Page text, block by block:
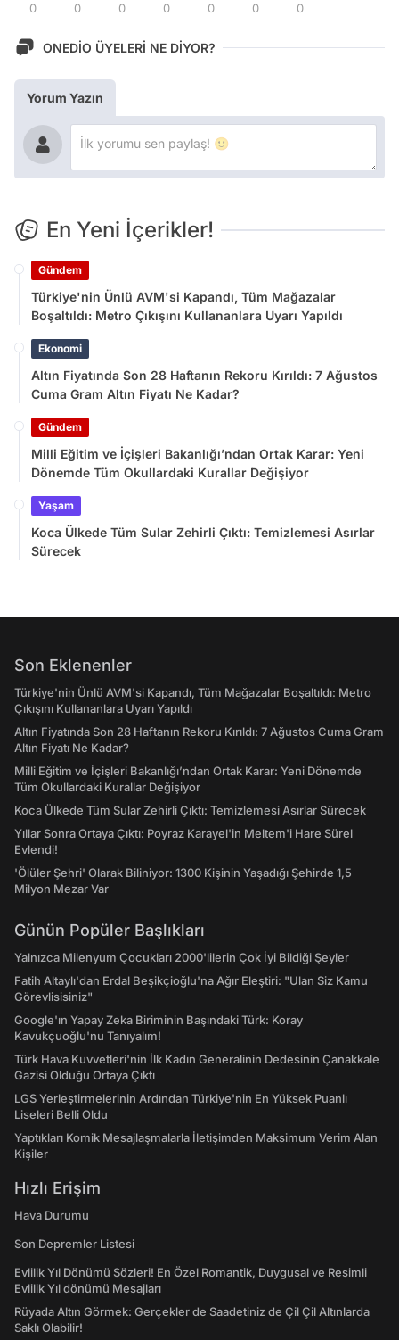
0 0 0 0 0 0 0
ONEDİO ÜYELERİ NE DİYOR?
Yorum Yazın
En Yeni İçerikler!
Gündem
Türkiye'nin Ünlü AVM'si Kapandı, Tüm Mağazalar
Boşaltıldı: Metro Çıkışını Kullananlara Uyarı Yapıldı
Ekonomi
Altın Fiyatında Son 28 Haftanın Rekoru Kırıldı: 7 Ağustos
Cuma Gram Altın Fiyatı Ne Kadar?
Gündem
Milli Eğitim ve İçişleri Bakanlığı’ndan Ortak Karar: Yeni
Dönemde Tüm Okullardaki Kurallar Değişiyor
Yaşam
Koca Ülkede Tüm Sular Zehirli Çıktı: Temizlemesi Asırlar
Sürecek
Son Eklenenler
Türkiye'nin Ünlü AVM'si Kapandı, Tüm Mağazalar Boşaltıldı: Metro
Çıkışını Kullananlara Uyarı Yapıldı
Altın Fiyatında Son 28 Haftanın Rekoru Kırıldı: 7 Ağustos Cuma Gram
Altın Fiyatı Ne Kadar?
Milli Eğitim ve İçişleri Bakanlığı’ndan Ortak Karar: Yeni Dönemde
Tüm Okullardaki Kurallar Değişiyor
Koca Ülkede Tüm Sular Zehirli Çıktı: Temizlemesi Asırlar Sürecek
Yıllar Sonra Ortaya Çıktı: Poyraz Karayel'in Meltem'i Hare Sürel
Evlendi!
'Ölüler Şehri' Olarak Biliniyor: 1300 Kişinin Yaşadığı Şehirde 1,5
Milyon Mezar Var
Günün Popüler Başlıkları
Yalnızca Milenyum Çocukları 2000'lilerin Çok İyi Bildiği Şeyler
Fatih Altaylı'dan Erdal Beşikçioğlu'na Ağır Eleştiri: "Ulan Siz Kamu
Görevlisisiniz"
Google'ın Yapay Zeka Biriminin Başındaki Türk: Koray
Kavukçuoğlu'nu Tanıyalım!
Türk Hava Kuvvetleri'nin İlk Kadın Generalinin Dedesinin Çanakkale
Gazisi Olduğu Ortaya Çıktı
LGS Yerleştirmelerinin Ardından Türkiye'nin En Yüksek Puanlı
Liseleri Belli Oldu
Yaptıkları Komik Mesajlaşmalarla İletişimden Maksimum Verim Alan
Kişiler
Hızlı Erişim
Hava Durumu
Son Depremler Listesi
Evlilik Yıl Dönümü Sözleri! En Özel Romantik, Duygusal ve Resimli
Evlilik Yıl dönümü Mesajları
Rüyada Altın Görmek: Gerçekler de Saadetiniz de Çil Çil Altınlarda
Saklı Olabilir!